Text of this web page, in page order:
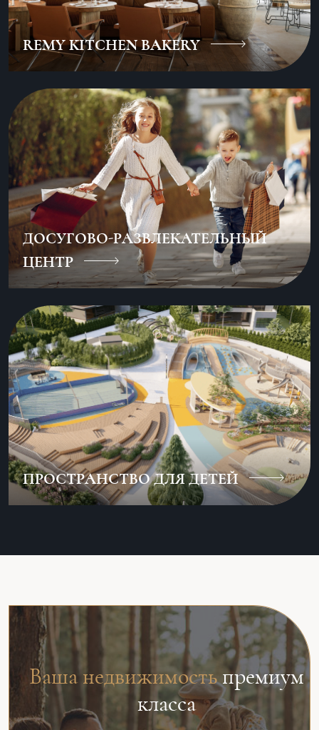
REMY KITCHEN BAKERY
ДОСУГОВО-РАЗВЛЕКАТЕЛЬНЫЙ
ЦЕНТР
ПРОСТРАНСТВО ДЛЯ ДЕТЕЙ
Ваша недвижимостьпремиум
класса